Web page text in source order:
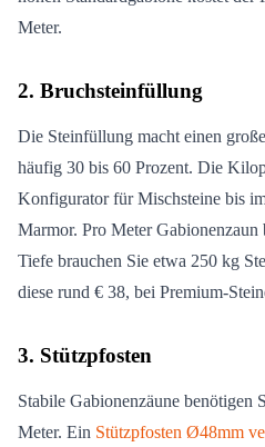
Meter.
2. Bruchsteinfüllung
Die Steinfüllung macht einen
häufig 30 bis 60 Prozent. Die
Konfigurator für Mischsteine bis
Marmor. Pro Meter
Tiefe brauchen Sie etwa 250 kg
diese rund € 38, bei Premium-
3. Stützpfosten
Stabile Gabionenzäune benötigen
Meter. Ein Stützpfosten Ø48mm